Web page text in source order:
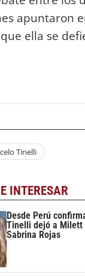
apuntaron
ella se
Tinelli
INTERESAR
Desde Perú
Tinelli dejó a Milett
Sabrina Rojas